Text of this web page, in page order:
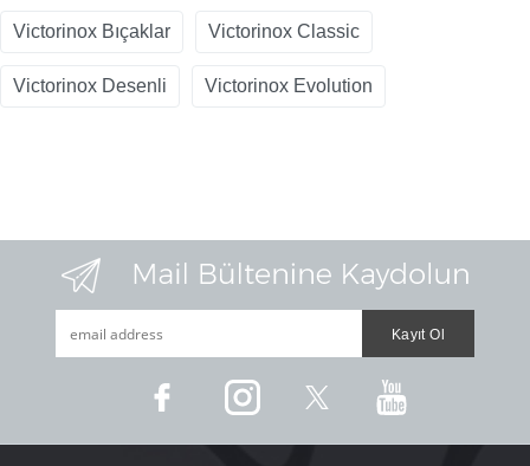
Victorinox Bıçaklar Victorinox Classic
Victorinox Desenli Victorinox Evolution